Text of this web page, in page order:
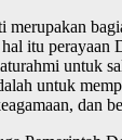
merupakan
itu perayaan
untuk
untuk
dan